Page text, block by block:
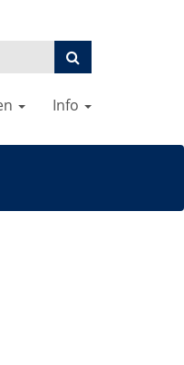
Info